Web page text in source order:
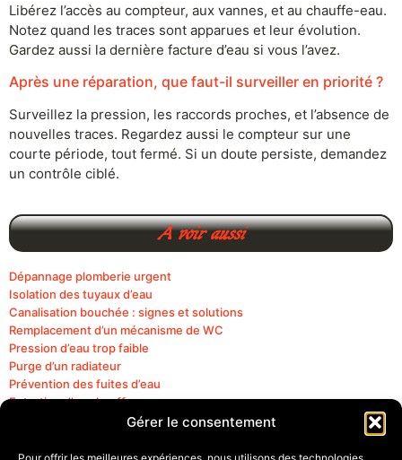
Gérer le consentement
Libérez l’accès au compteur, aux vannes, et au chauffe-eau.
Notez quand les traces sont apparues et leur évolution.
Gardez aussi la dernière facture d’eau si vous l’avez.
Après une réparation, que faut-il surveiller en priorité ?
Surveillez la pression, les raccords proches, et l’absence de
nouvelles traces. Regardez aussi le compteur sur une
courte période, tout fermé. Si un doute persiste, demandez
un contrôle ciblé.
A voir aussi
Dépannage plomberie urgent
Isolation des tuyaux d’eau
Canalisation bouchée : signes et solutions
Remplacement d’un mécanisme de WC
Pression d’eau trop faible
Purge d’un radiateur
Prévention des fuites d’eau
Entretien d’un chauffe-eau
Fonctionnement d’un chauffe-eau
Détection fuite d’eau